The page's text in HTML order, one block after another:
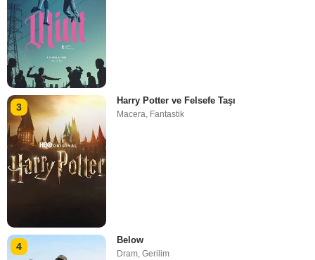
3
Harry Potter ve Felsefe Taşı
Macera, Fantastik
4
Below
Dram,Gerilim